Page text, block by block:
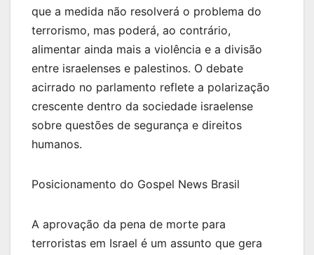
que a medida não resolverá o problema do
terrorismo, mas poderá, ao contrário,
alimentar ainda mais a violência e a divisão
entre israelenses e palestinos. O debate
acirrado no parlamento reflete a polarização
crescente dentro da sociedade israelense
sobre questões de segurança e direitos
humanos.
Posicionamento do Gospel News Brasil
A aprovação da pena de morte para
terroristas em Israel é um assunto que gera